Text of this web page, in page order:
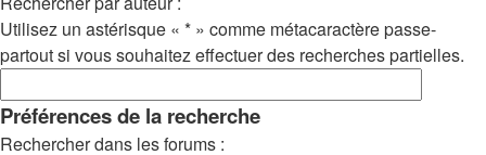
Utilisez un astérisque « * » comme métacaractère passe-
partout si vous souhaitez effectuer des recherches partielles.
Préférences de la recherche
Rechercher dans les forums :